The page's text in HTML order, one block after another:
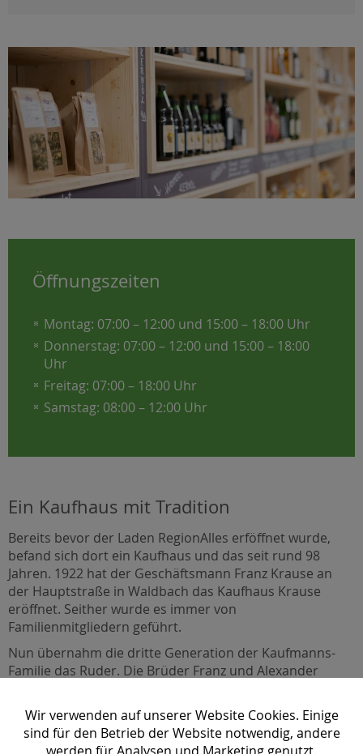
Öffnungszeiten
Montag: 07:00 – 12:00 und 15:00 – 18:00 Uhr
Donnerstag: 07:00 – 12:00 und 15:00 – 18:00
Uhr
Freitag: 07:00 – 18:00 Uhr
Samstag: 08:00 – 12:00 Uhr
Ein Kaufhaus mit Tradition
Bereits bevor der Laden RegionAlles erföffnet wurde,
befand sich dort ein Kaufhaus und das seit rund 98
Jahren. 1922 hat der Geschäftsmann Franz Krause an
der Hauptstraße in Waldbach das Kaufhaus Krause
eröffnet. Seither wurde es immer von
Familienmitgliedern geführt.
Nun übernahm die dritte Generation der Kaufmanns-
Familie das Ruder. Die Brüder Franz und Alexander
verantwortlich für das komplett renovierte Geschäft, das
zum modernen Echt Joglland-Regionalladen wurde.
Tradition und Moderne wird auch weiterhin groß
Wir verwenden auf unserer Website Cookies. Einige
sind für den Betrieb der Website notwendig, andere